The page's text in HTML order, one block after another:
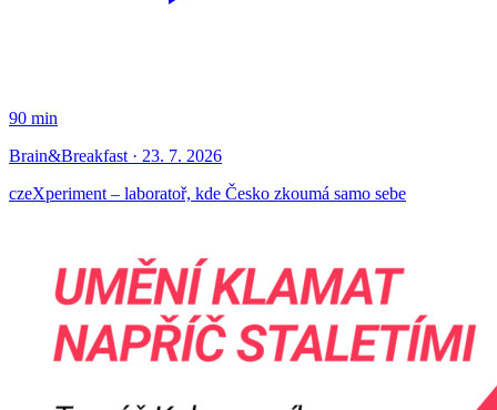
90 min
Brain&Breakfast · 23. 7. 2026
czeXperiment – laboratoř, kde Česko zkoumá samo sebe